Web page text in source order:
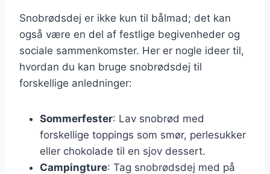
Snobrødsdej er ikke kun til bålmad; det kan
også være en del af festlige begivenheder og
sociale sammenkomster. Her er nogle ideer til,
hvordan du kan bruge snobrødsdej til
forskellige anledninger:
Sommerfester: Lav snobrød med
forskellige toppings som smør, perlesukker
eller chokolade til en sjov dessert.
Campingture: Tag snobrødsdej med på